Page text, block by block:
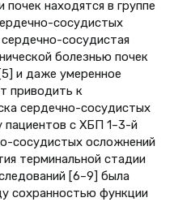
находятся в группе
сосудистых
сосудистая
болезнью почек
и даже умеренное
приводить к
сердечно-сосудистых
с ХБП 1–3-й
сосудистых осложнений
терминальной стадии
[6–9] была
сохранностью функции